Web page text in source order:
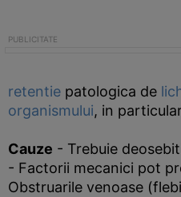
retentie patologica de
organismului, in
Cauze - Trebuie
- Factorii mecanici pot
Obstruarile venoase